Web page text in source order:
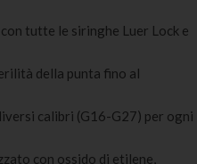
tutte le siringhe Luer Lock e
della punta fino al
calibri (G16-G27) per ogni
con ossido di etilene,